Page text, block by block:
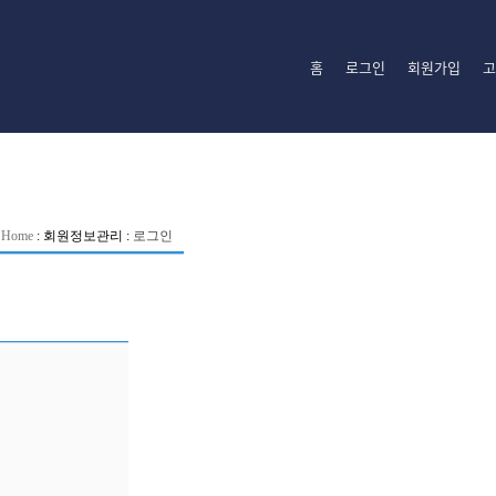
홈 로그인 회원가입
Home : 회원정보관리 : 로그인